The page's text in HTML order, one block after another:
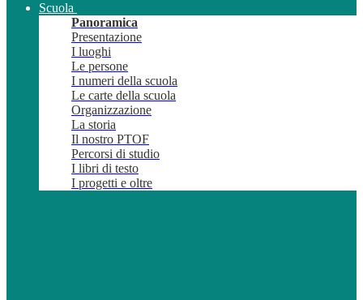
Scuola
Panoramica
Presentazione
I luoghi
Le persone
I numeri della scuola
Le carte della scuola
Organizzazione
La storia
Il nostro PTOF
Percorsi di studio
I libri di testo
I progetti e oltre